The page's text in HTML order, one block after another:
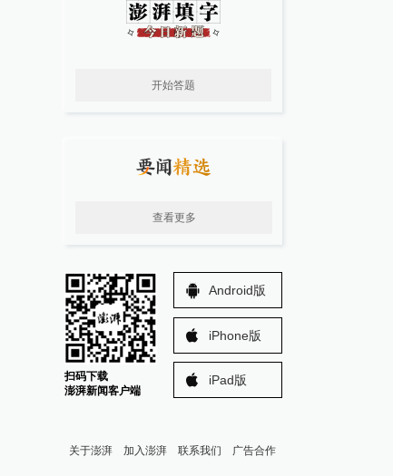
开始答题
查看更多
扫码下载
澎湃新闻客户端
Android版
iPhone版
iPad版
关于澎湃 加入澎湃 联系我们 广告合作